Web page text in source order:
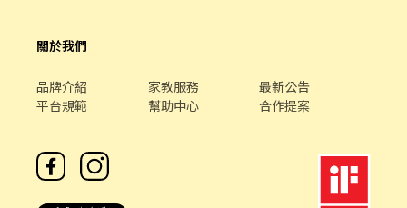
關於我們
品牌介紹 家教服務
最新公告
平台規範
幫助中心 合作提案